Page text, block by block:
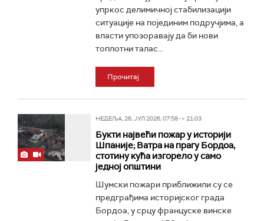
упркос делимичној стабилизацији
ситуације на појединим подручјима, а
власти упозоравају да би нови
топлотни талас...
Прочитај
НЕДЕЉА, 26. ЈУЛ 2026, 07:58 -> 21:03
Букти највећи пожар у историји
Шпаније; Ватра на прагу Бордоа,
стотину кућа изгорело у само
једној општини
Шумски пожари приближили су се
предграђима историјског града
Бордоа, у срцу француске винске